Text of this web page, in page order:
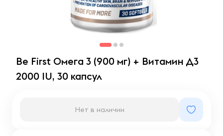
Be First Омега 3 (900 мг) + Витамин Д3
2000 IU, 30 капсул
Нет в наличии